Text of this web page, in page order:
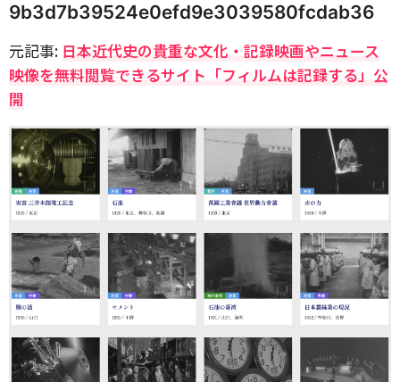
9b3d7b39524e0efd9e3039580fcdab36
元記事: 日本近代史の貴重な文化・記録映画やニュース
映像を無料閲覧できるサイト「フィルムは記録する」公
開